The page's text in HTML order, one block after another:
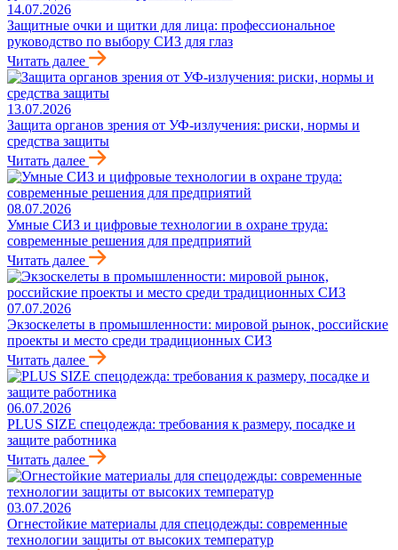
14.07.2026
Защитные очки и щитки для лица: профессиональное
руководство по выбору СИЗ для глаз
Читать далее
13.07.2026
Защита органов зрения от УФ-излучения: риски, нормы и
средства защиты
Читать далее
08.07.2026
Умные СИЗ и цифровые технологии в охране труда:
современные решения для предприятий
Читать далее
07.07.2026
Экзоскелеты в промышленности: мировой рынок, российские
проекты и место среди традиционных СИЗ
Читать далее
06.07.2026
PLUS SIZE спецодежда: требования к размеру, посадке и
защите работника
Читать далее
03.07.2026
Огнестойкие материалы для спецодежды: современные
технологии защиты от высоких температур